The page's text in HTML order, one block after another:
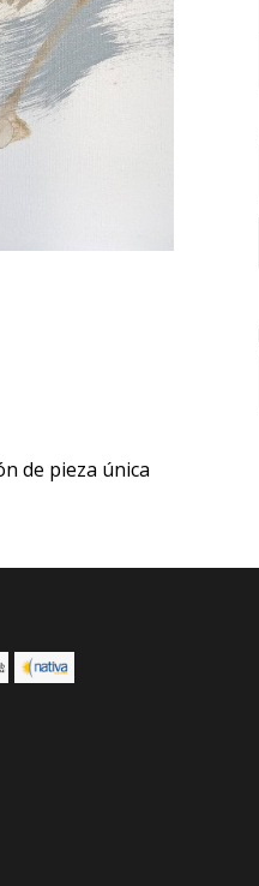
de pieza única